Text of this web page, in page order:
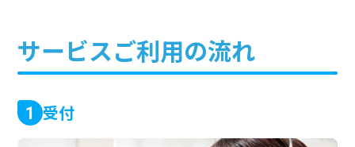
サービスご利用の流れ
1 受付